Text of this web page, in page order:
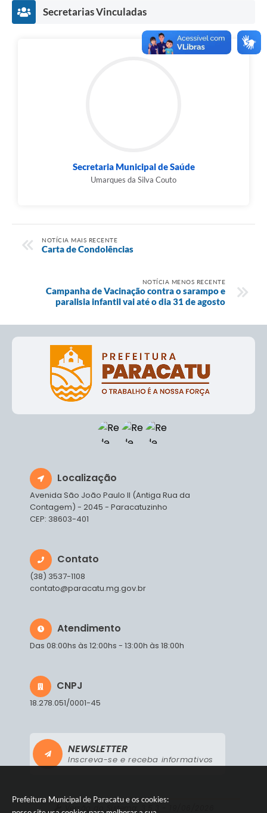
Prefeitura Municipal de Paracatu e os cookies:
Secretarias Vinculadas
Secretaria Municipal de Saúde
Umarques da Silva Couto
NOTÍCIA MAIS RECENTE
Carta de Condolências
NOTÍCIA MENOS RECENTE
Campanha de Vacinação contra o sarampo e
paralisia infantil vai até o dia 31 de agosto
Localização
Avenida São João Paulo II (Antiga Rua da
Contagem) - 2045 - Paracatuzinho
CEP: 38603-401
Contato
(38) 3537-1108
contato@paracatu.mg.gov.br
Atendimento
Das 08:00hs às 12:00hs - 13:00h às 18:00h
CNPJ
18.278.051/0001-45
NEWSLETTER
Inscreva-se e receba informativos
Versão do Sistema: